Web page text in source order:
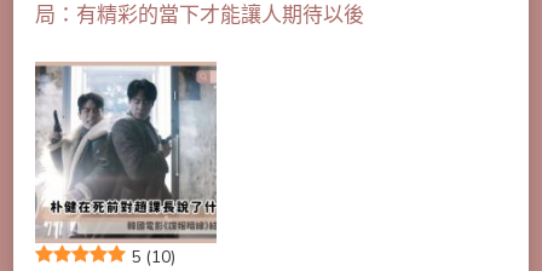
局：有精彩的當下才能讓人期待以後
5 (10)